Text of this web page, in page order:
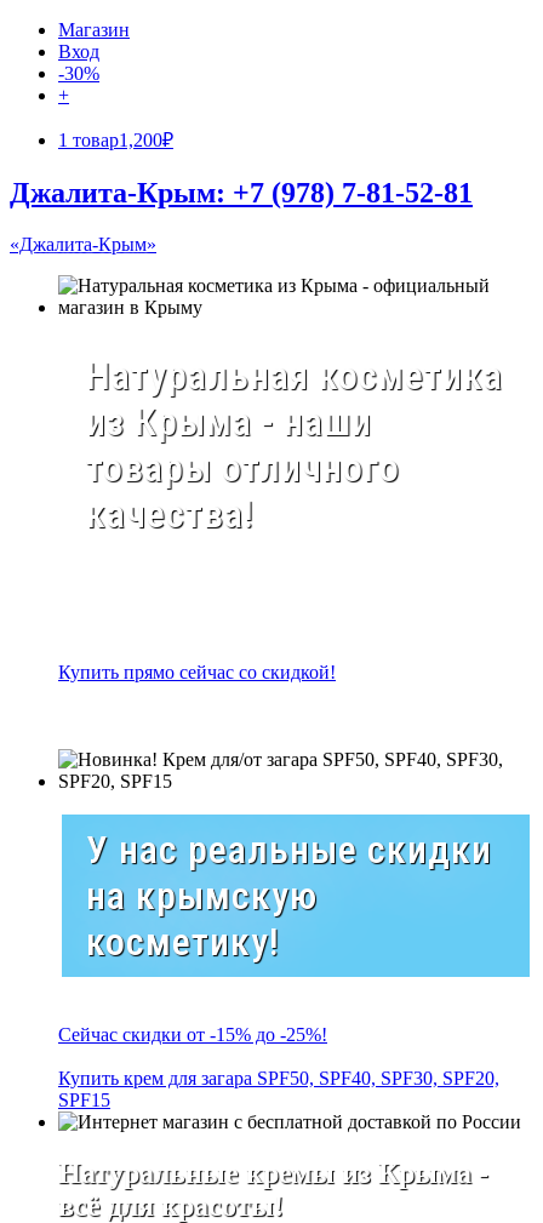
Магазин
Вход
-30%
+
1 товар1,200₽
Джалита-Крым: +7 (978) 7-81-52-81
«Джалита-Крым»
Натуральная косметика
из Крыма - наши
товары отличного
качества!
Купить прямо сейчас со скидкой!
У нас реальные скидки
на крымскую
косметику!
Сейчас скидки от -15% до -25%!
Купить крем для загара SPF50, SPF40, SPF30, SPF20,
SPF15
Натуральные кремы из Крыма -
всё для красоты!